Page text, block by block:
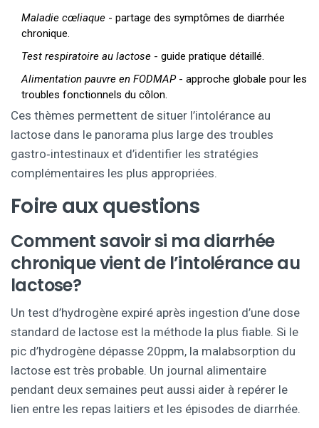
Maladie cœliaque - partage des symptômes de diarrhée
chronique.
Test respiratoire au lactose - guide pratique détaillé.
Alimentation pauvre en FODMAP- approche globale pour les
troubles fonctionnels du côlon.
Ces thèmes permettent de situer l’intolérance au
lactose dans le panorama plus large des troubles
gastro‑intestinaux et d’identifier les stratégies
complémentaires les plus appropriées.
Foire aux questions
Comment savoir si ma diarrhée
chronique vient de l’intolérance au
lactose?
Un test d’hydrogène expiré après ingestion d’une dose
standard de lactose est la méthode la plus fiable. Si le
pic d’hydrogène dépasse 20ppm, la malabsorption du
lactose est très probable. Un journal alimentaire
pendant deux semaines peut aussi aider à repérer le
lien entre les repas laitiers et les épisodes de diarrhée.